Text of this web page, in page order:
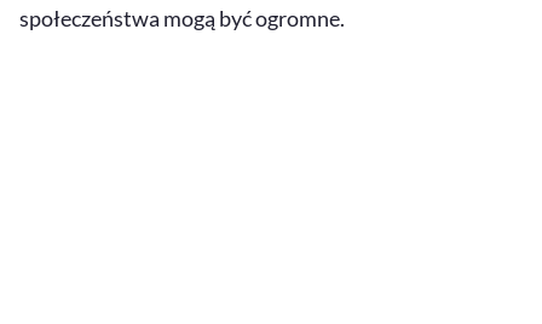
społeczeństwa mogą być ogromne.